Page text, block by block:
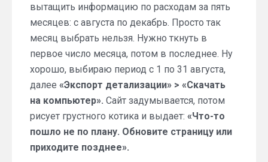
вытащить информацию по расходам за пять
месяцев: с августа по декабрь. Просто так
месяц выбрать нельзя. Нужно ткнуть в
первое число месяца, потом в последнее. Ну
хорошо, выбираю период с 1 по 31 августа,
далее «Экспорт детализации» > «Скачать
на компьютер». Сайт задумывается, потом
рисует грустного котика и выдает: «Что-то
пошло не по плану. Обновите страницу или
приходите позднее».